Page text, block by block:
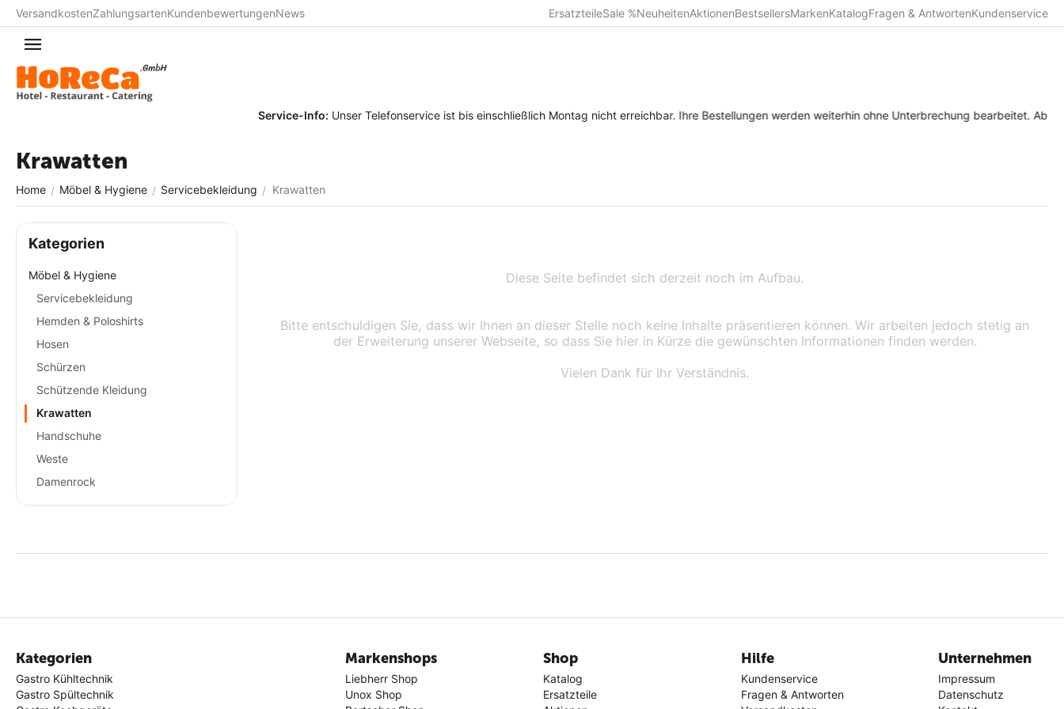
VersandkostenZahlungsartenKundenbewertungenNews ErsatzteileSale %NeuheitenAktionenBestsellersMarkenKatalogFragen & AntwortenKundenservice
Service-Info:Unser Telefonservice ist bis einschließlich Montag nicht erreichbar. Ihre Bestellungen werden weiterhin ohne Unterbrechung bearbeitet. Ab
Krawatten
Home / Möbel & Hygiene / Servicebekleidung / Krawatten
Diese Seite befindet sich derzeit noch im Aufbau.
Bitte entschuldigen Sie, dass wir Ihnen an dieser Stelle noch keine Inhalte präsentieren können. Wir arbeiten jedoch stetig an
der Erweiterung unserer Webseite, so dass Sie hier in Kürze die gewünschten Informationen finden werden.
Vielen Dank für Ihr Verständnis.
Kategorien
Möbel & Hygiene
Servicebekleidung
Hemden & Poloshirts
Hosen
Schürzen
Schützende Kleidung
Krawatten
Handschuhe
Weste
Damenrock
Kategorien
Gastro Kühltechnik
Gastro Spültechnik
Markenshops
Liebherr Shop
Unox Shop
Shop
Katalog
Ersatzteile
Hilfe
Kundenservice
Fragen & Antworten
Unternehmen
Impressum
Datenschutz